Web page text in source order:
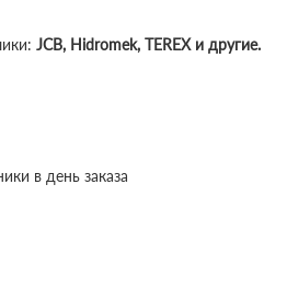
JCB, Hidromek, TEREX и другие.
в день заказа